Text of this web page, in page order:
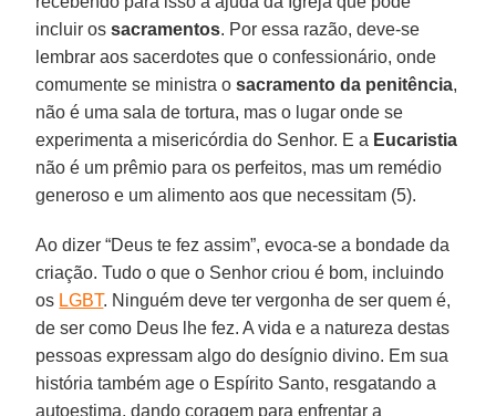
incluir ossacramentos. Por essa razão, deve-se
lembrar aos sacerdotes que o confessionário, onde
comumente se ministra o sacramento da penitência,
não é uma sala de tortura, mas o lugar onde se
experimenta a misericórdia do Senhor. E a Eucaristia
não é um prêmio para os perfeitos, mas um remédio
generoso e um alimento aos que necessitam (5).
Ao dizer “Deus te fez assim”, evoca-se a bondade da
criação. Tudo o que o Senhor criou é bom, incluindo
os LGBT. Ninguém deve ter vergonha de ser quem é,
de ser como Deus lhe fez. A vida e a natureza destas
pessoas expressam algo do desígnio divino. Em sua
história também age o Espírito Santo, resgatando a
autoestima, dando coragem para enfrentar a